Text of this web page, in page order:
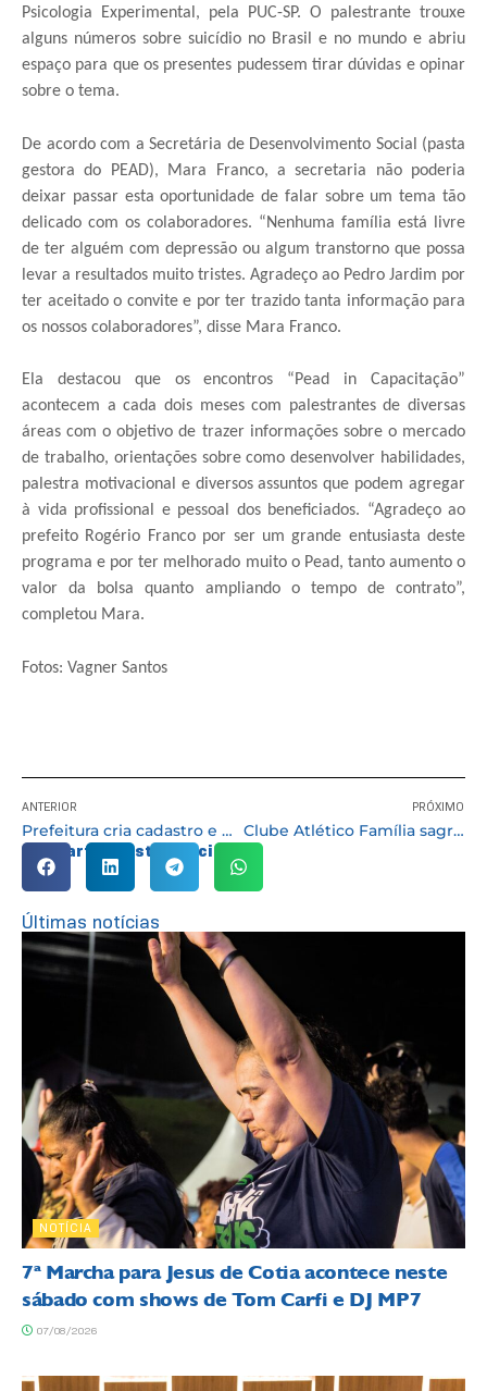
Psicologia Experimental, pela PUC-SP. O palestrante trouxe
alguns números sobre suicídio no Brasil e no mundo e abriu
espaço para que os presentes pudessem tirar dúvidas e opinar
sobre o tema.
De acordo com a Secretária de Desenvolvimento Social (pasta
gestora do PEAD), Mara Franco, a secretaria não poderia
deixar passar esta oportunidade de falar sobre um tema tão
delicado com os colaboradores. “Nenhuma família está livre
de ter alguém com depressão ou algum transtorno que possa
levar a resultados muito tristes. Agradeço ao Pedro Jardim por
ter aceitado o convite e por ter trazido tanta informação para
os nossos colaboradores”, disse Mara Franco.
Ela destacou que os encontros “Pead in Capacitação”
acontecem a cada dois meses com palestrantes de diversas
áreas com o objetivo de trazer informações sobre o mercado
de trabalho, orientações sobre como desenvolver habilidades,
palestra motivacional e diversos assuntos que podem agregar
à vida profissional e pessoal dos beneficiados. “Agradeço ao
prefeito Rogério Franco por ser um grande entusiasta deste
programa e por ter melhorado muito o Pead, tanto aumento o
valor da bolsa quanto ampliando o tempo de contrato”,
completou Mara.
Fotos: Vagner Santos
ANTERIOR
Prefeitura cria cadastro e Carteira de Identificação do Autista (CIA)
PRÓXIMO
Clube Atlético Família sagrou-se campeão pela 2ª divisão do Campeonato de Futebol
Compartilhe esta notícia:
Últimas notícias
NOTÍCIA
7ª Marcha para Jesus de Cotia acontece neste
sábado com shows de Tom Carfi e DJ MP7
07/08/2026